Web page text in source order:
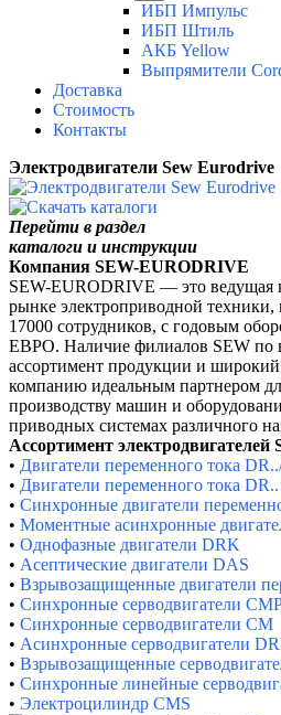
ИБП Импульс
ИБП Штиль
АКБ Yellow
Выпрямители
Доставка
Стоимость
Контакты
Электродвигатели Sew Eurodrive
Перейти в раздел
каталоги и инструкции
Компания SEW-EURODRIVE
SEW-EURODRIVE — это ведущая
рынке электроприводной техники,
17000 сотрудников, с годовым
ЕВРО. Наличие филиалов SEW по
ассортимент продукции и широкий
компанию идеальным партнером
производству машин и
приводных системах различного
Ассортимент электродвигателей
• Двигатели переменного тока
• Двигатели переменного тока
• Синхронные двигатели
• Моментные асинхронные
• Однофазные двигатели DRK
• Асептические двигатели DAS
• Взрывозащищенные двигатели
• Синхронные серводвигатели
• Синхронные серводвигатели CM
• Асинхронные серводвигатели
• Взрывозащищенные
• Синхронные линейные
• Электроцилиндр CMS